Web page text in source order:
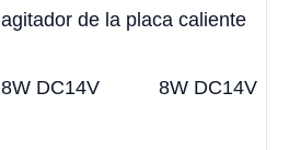
agitador de la placa caliente
8W DC14V 8W DC14V